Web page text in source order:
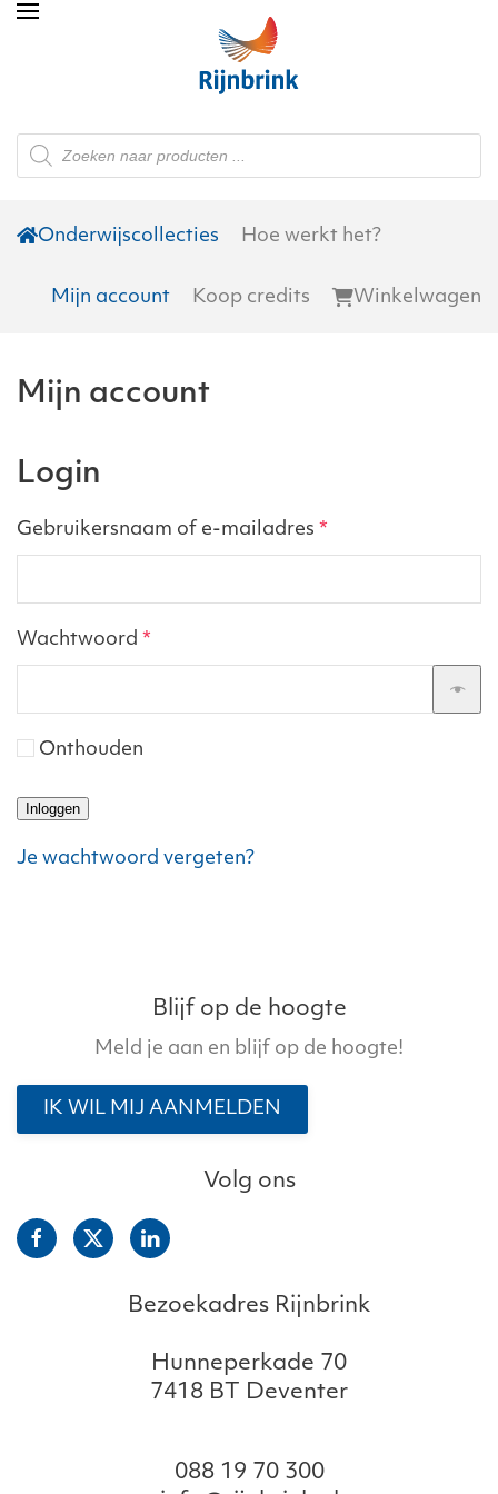
Skip to main content
Producten
zoeken
Onderwijscollecties Hoe werkt het?
Mijn account Koop credits Winkelwagen
Mijn account
Login
Gebruikersnaam of e-mailadres *
Wachtwoord *
Onthouden
Inloggen
Je wachtwoord vergeten?
Blijf op de hoogte
Meld je aan en blijf op de hoogte!
IK WIL MIJ AANMELDEN
Volg ons
Bezoekadres Rijnbrink
Hunneperkade 70
7418 BT Deventer
088 19 70 300